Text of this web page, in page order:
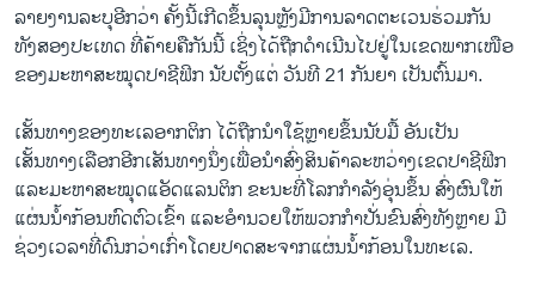
ລາຍງານລະບຸອີກວ່າ ຄັ້ງນີ້ເກີດຂຶ້ນລຸນຫຼັງມີການລາດຕະເວນຮ່ວມກັນ
ທັງສອງປະເທດ ທີ່ຄ້າຍຄືກັນນີ້ ເຊິ່ງໄດ້ຖືກດຳເນີນໄປຢູ່ໃນເຂດພາກເໜືອ
ຂອງມະຫາສະໝຸດປາຊີຟິກ ນັບຕັ້ງແຕ່ ວັນທີ 21 ກັນຍາ ເປັນຕົ້ນມາ.
ເສັ້ນທາງຂອງທະເລອາກຕິກ ໄດ້ຖືກນຳໃຊ້ຫຼາຍຂຶ້ນນັບມື້ ອັນເປັນ
ເສັ້ນທາງເລືອກອີກເສັນທາງນຶ່ງເພື່ອນຳສົ່ງສິນຄ້າລະຫວ່າງເຂດປາຊີຟິກ
ແລະມະຫາສະໝຸດແອັດແລນຕິກ ຂະນະທີ່ໂລກກຳລັງອຸ່ນຂຶ້ນ ສົ່ງຜົນໃຫ້
ແຜ່ນນ້ຳກ້ອນຫົດຕົວເຂົ້າ ແລະອຳນວຍໃຫ້ພວກກຳປັ່ນຂົນສົ່ງທັງຫຼາຍ ມີ
ຊ່ວງເວລາທີ່ດົນກວ່າເກົ່າໂດຍປາດສະຈາກແຜ່ນນ້ຳກ້ອນໃນທະເລ.